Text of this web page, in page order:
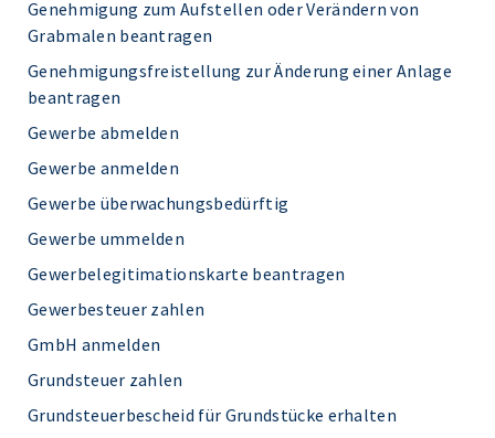
Genehmigung zum Aufstellen oder Verändern von
Grabmalen beantragen
Genehmigungsfreistellung zur Änderung einer Anlage
beantragen
Gewerbe abmelden
Gewerbe anmelden
Gewerbe überwachungsbedürftig
Gewerbe ummelden
Gewerbelegitimationskarte beantragen
Gewerbesteuer zahlen
GmbH anmelden
Grundsteuer zahlen
Grundsteuerbescheid für Grundstücke erhalten